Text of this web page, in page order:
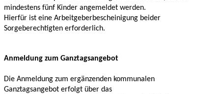
mindestens fünf Kinder angemeldet werden.
Hierfür ist eine Arbeitgeberbescheinigung beider
Sorgeberechtigten erforderlich.
Anmeldung zum Ganztagsangebot
Die Anmeldung zum ergänzenden kommunalen
Ganztagsangebot erfolgt über das